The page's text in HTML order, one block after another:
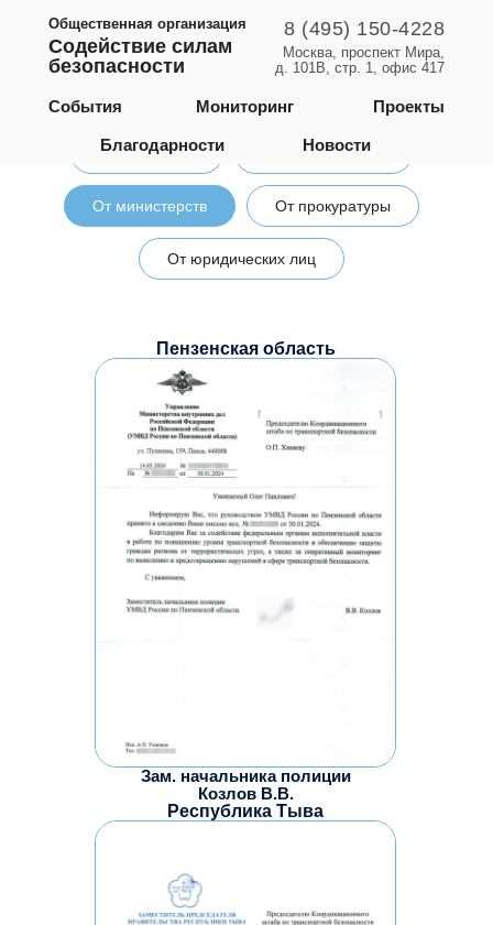
8 (495) 150-4228
Общественная организация
Содействие силам
безопасности
Мониторинг
События
Благодарности Новости
Проекты
Москва, проспект Мира,
д. 101В, стр. 1, офис 417
Благодарности
От депутатов От губернаторов
От министерств От прокуратуры
От юридических лиц
Пензенская область
Зам. начальника полиции
Козлов В.В.
Республика Тыва